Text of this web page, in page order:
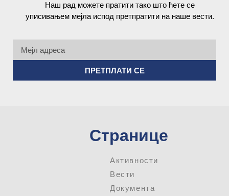
Наш рад можете пратити тако што ћете се
уписивањем мејла испод претпратити на наше вести.
ПРЕТПЛАТИ СЕ
Странице
Активности
Вести
Документа